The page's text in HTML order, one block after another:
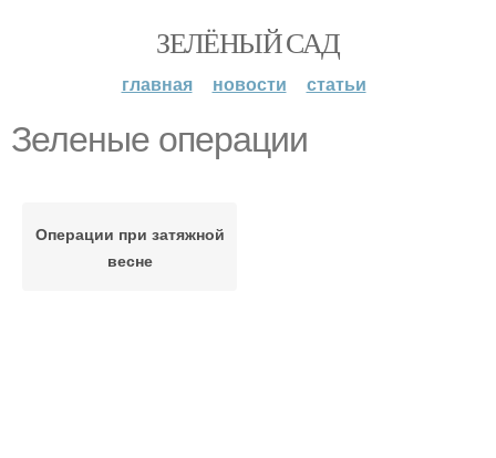
ЗЕЛЁНЫЙ САД
главная новости статьи
Зеленые операции
Операции при затяжной
весне